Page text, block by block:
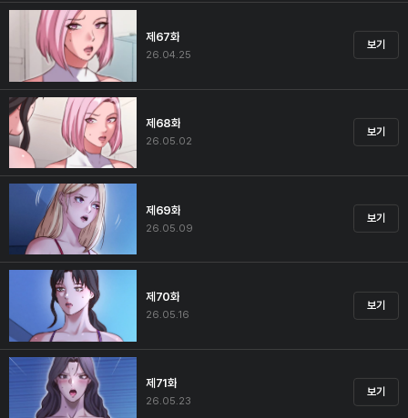
제67화
26.04.25
보기
제68화
26.05.02
보기
제69화
26.05.09
보기
제70화
26.05.16
보기
제71화
26.05.23
보기